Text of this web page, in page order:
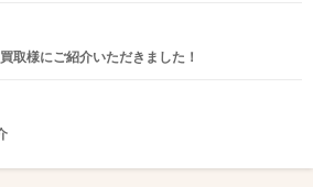
取様にご紹介いただきました！